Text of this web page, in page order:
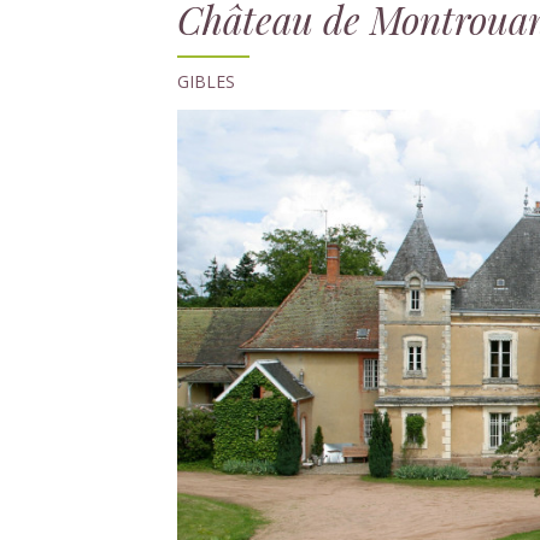
Château de
GIBLES